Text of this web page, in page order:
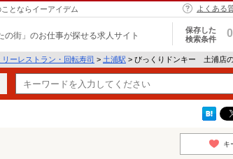
とならイーアイデム よくある
の街」のお仕事が探せる求人サイト
保存した
検索条件
0
ーレストラン・回転寿司 > 土浦駅 > びっくりドンキー 土浦店
キ